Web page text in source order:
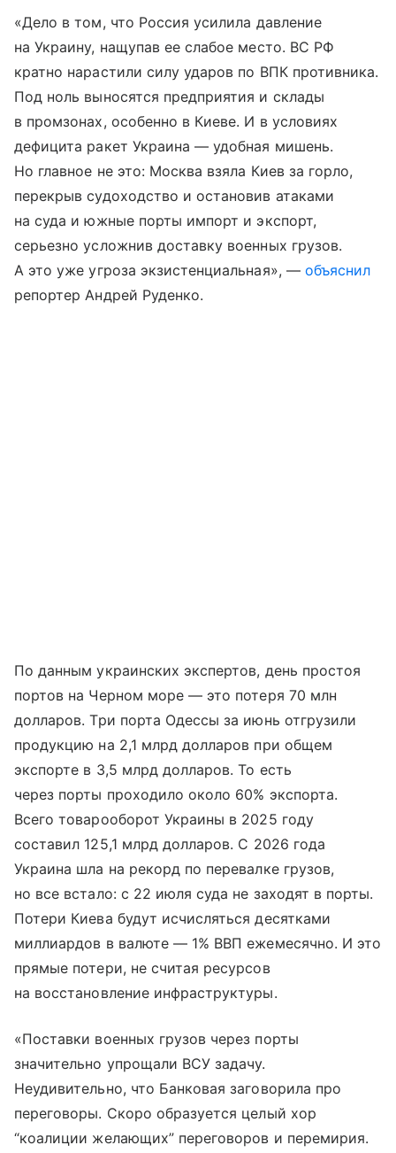
«Дело в том, что Россия усилила давление
на Украину, нащупав ее слабое место. ВС РФ
кратно нарастили силу ударов по ВПК противника.
Под ноль выносятся предприятия и склады
в промзонах, особенно в Киеве. И в условиях
дефицита ракет Украина — удобная мишень.
Но главное не это: Москва взяла Киев за горло,
перекрыв судоходство и остановив атаками
на суда и южные порты импорт и экспорт,
серьезно усложнив доставку военных грузов.
А это уже угроза экзистенциальная», — объяснил
репортер Андрей Руденко.
По данным украинских экспертов, день простоя
портов на Черном море — это потеря 70 млн
долларов. Три порта Одессы за июнь отгрузили
продукцию на 2,1 млрд долларов при общем
экспорте в 3,5 млрд долларов. То есть
через порты проходило около 60% экспорта.
Всего товарооборот Украины в 2025 году
составил 125,1 млрд долларов. С 2026 года
Украина шла на рекорд по перевалке грузов,
но все встало: с 22 июля суда не заходят в порты.
Потери Киева будут исчисляться десятками
миллиардов в валюте — 1% ВВП ежемесячно. И это
прямые потери, не считая ресурсов
на восстановление инфраструктуры.
«Поставки военных грузов через порты
значительно упрощали ВСУ задачу.
Неудивительно, что Банковая заговорила про
переговоры. Скоро образуется целый хор
“коалиции желающих” переговоров и перемирия.